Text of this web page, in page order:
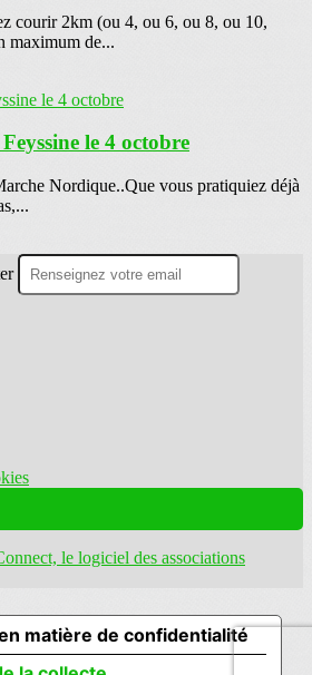
courir 2km (ou 4, ou 6, ou 8, ou 10,
maximum de...
le 4 octobre
Nordique..Que vous pratiquiez déjà
le logiciel des associations
matière de confidentialité